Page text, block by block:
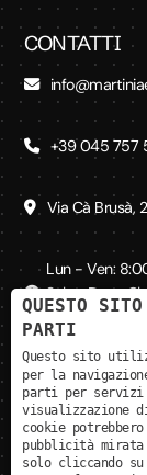
CONTATTI
+39 045 757
Via Cà Brusà,
Lun - Ven:
Sab - Dom:
SEGUICI SUI
QUESTO
PARTI
Questo sito
per la
parti per servizi
visualizzazione
cookie
pubblicità
solo cliccando